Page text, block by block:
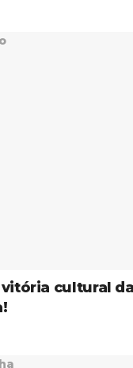
vitória cultural